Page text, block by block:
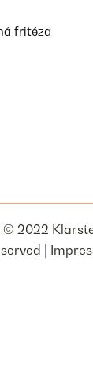
fritéza
© 2022
|